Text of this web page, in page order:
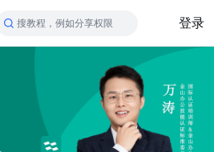
搜教程，例如分享权限 登录